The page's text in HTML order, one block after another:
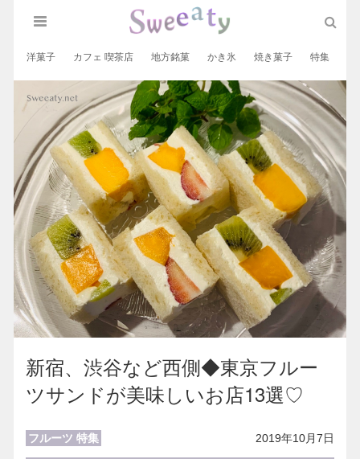
洋菓子 カフェ 喫茶店 地方銘菓 かき氷 焼き菓子 特集
新宿、渋谷など西側◆東京フルー
ツサンドが美味しいお店13選♡
フルーツ 特集 2019年10月7日